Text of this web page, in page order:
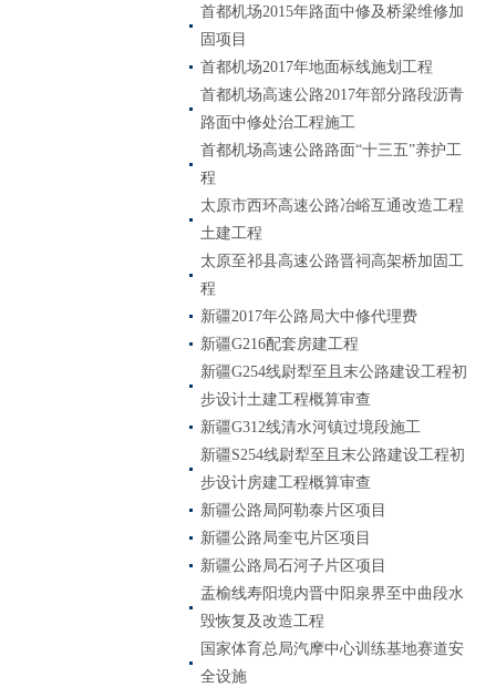
首都机场2015年路面中修及桥梁维修加
固项目
首都机场2017年地面标线施划工程
首都机场高速公路2017年部分路段沥青
路面中修处治工程施工
首都机场高速公路路面“十三五”养护工
程
太原市西环高速公路冶峪互通改造工程
土建工程
太原至祁县高速公路晋祠高架桥加固工
程
新疆2017年公路局大中修代理费
新疆G216配套房建工程
新疆G254线尉犁至且末公路建设工程初
步设计土建工程概算审查
新疆G312线清水河镇过境段施工
新疆S254线尉犁至且末公路建设工程初
步设计房建工程概算审查
新疆公路局阿勒泰片区项目
新疆公路局奎屯片区项目
新疆公路局石河子片区项目
盂榆线寿阳境内晋中阳泉界至中曲段水
毁恢复及改造工程
国家体育总局汽摩中心训练基地赛道安
全设施